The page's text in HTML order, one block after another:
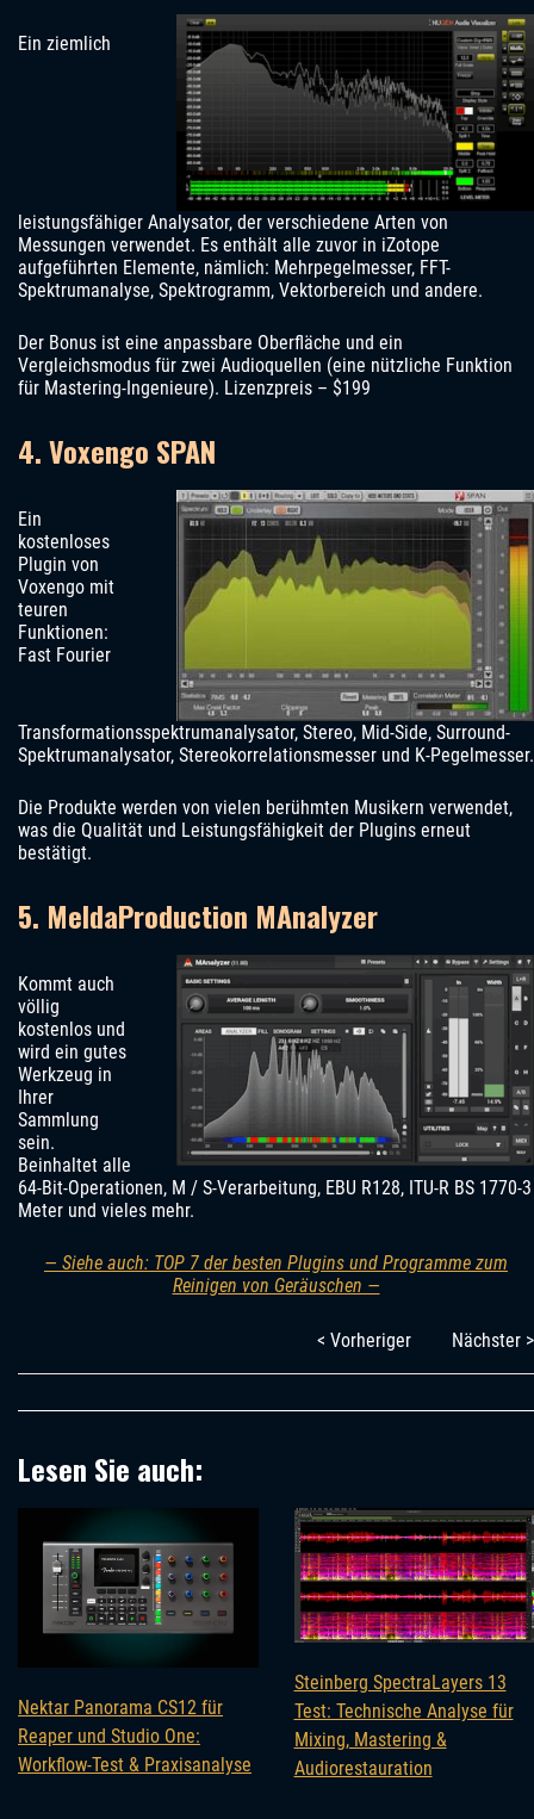
Ein ziemlich
leistungsfähiger Analysator, der verschiedene Arten von
Messungen verwendet. Es enthält alle zuvor in iZotope
aufgeführten Elemente, nämlich: Mehrpegelmesser, FFT-
Spektrumanalyse, Spektrogramm, Vektorbereich und andere.
Der Bonus ist eine anpassbare Oberfläche und ein
Vergleichsmodus für zwei Audioquellen (eine nützliche Funktion
für Mastering-Ingenieure). Lizenzpreis – $199
4. Voxengo SPAN
Ein
kostenloses
Plugin von
Voxengo mit
teuren
Funktionen:
Fast Fourier
Transformationsspektrumanalysator, Stereo, Mid-Side, Surround-
Spektrumanalysator, Stereokorrelationsmesser und K-Pegelmesser.
Die Produkte werden von vielen berühmten Musikern verwendet,
was die Qualität und Leistungsfähigkeit der Plugins erneut
bestätigt.
5. MeldaProduction MAnalyzer
Kommt auch
völlig
kostenlos und
wird ein gutes
Werkzeug in
Ihrer
Sammlung
sein.
Beinhaltet alle
64-Bit-Operationen, M / S-Verarbeitung, EBU R128, ITU-R BS 1770-3
Meter und vieles mehr.
— Siehe auch: TOP 7 der besten Plugins und Programme zum
Reinigen von Geräuschen —
< Vorheriger Nächster >
Lesen Sie auch:
Nektar Panorama CS12 für
Reaper und Studio One:
Workflow-Test & Praxisanalyse
Steinberg SpectraLayers 13
Test: Technische Analyse für
Mixing, Mastering &
Audiorestauration